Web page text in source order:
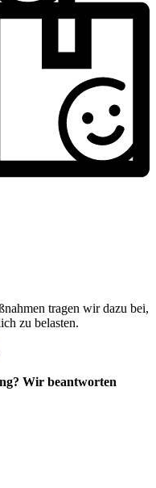
tragen wir dazu bei,
zu belasten.
Wir beantworten